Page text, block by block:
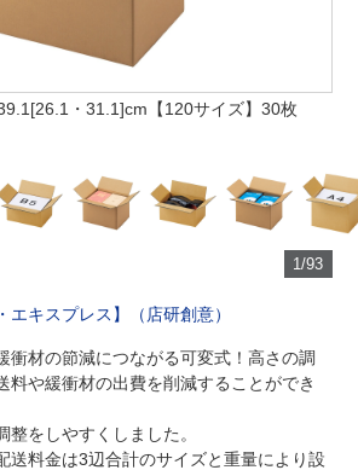
・31.1]cm【120サイズ】30枚
1/93
エキスプレス】（店研創意）
衝材の節減につながる可変式！高さの調
料や緩衝材の出費を削減することができ
整をしやすくしました。
送料金は3辺合計のサイズと重量により設